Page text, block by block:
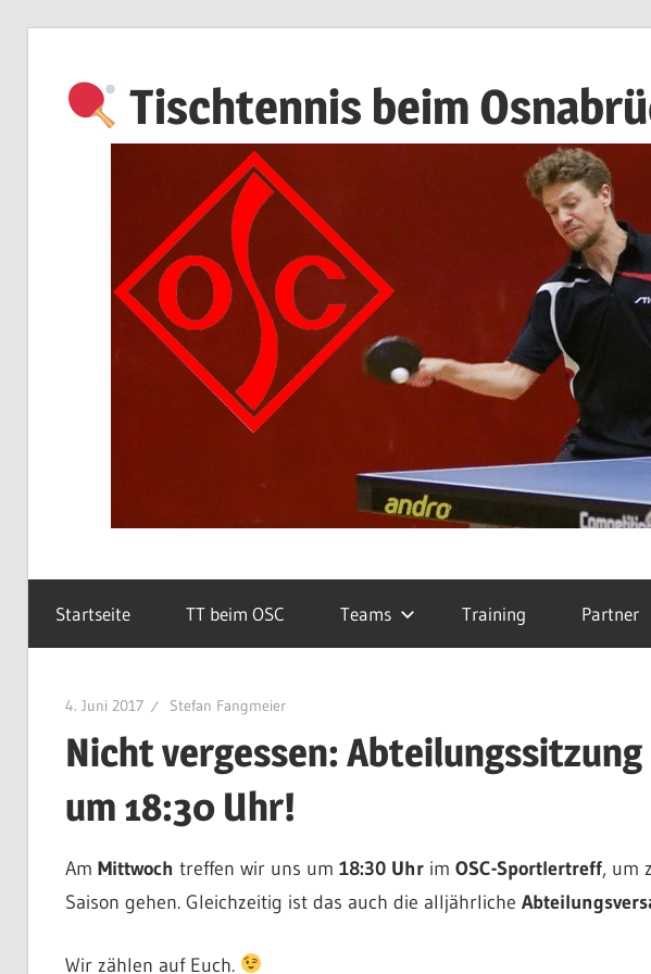
springen
Tischtennis beim
Startseite TT beim OSC Teams Training Partner
4. Juni 2017 Stefan Fangmeier
Nicht vergessen:
um 18:30 Uhr!
Am Mittwoch treffen wir uns um 18:30 Uhrim OSC-Sportlertreff, um
Saison gehen. Gleichzeitig ist das auch die alljährliche
Wir zählen auf Euch.